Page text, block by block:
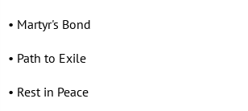
• Martyr's Bond
• Path to Exile
• Rest in Peace